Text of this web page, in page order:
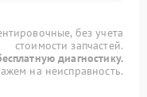
без учета
стоимости запчастей.
диагностику.
на неисправность.